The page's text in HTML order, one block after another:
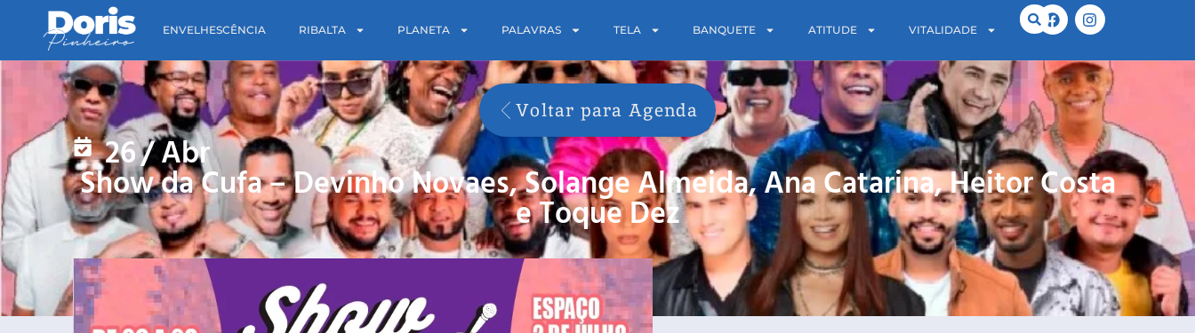
ENVELHESCÊNCIA RIBALTA PLANETA PALAVRAS TELA BANQUETE ATITUDE VITALIDADE
Voltar para Agenda
26/Abr
Show da Cufa – Devinho Novaes, Solange Almeida, Ana Catarina, Heitor Costa
e Toque Dez